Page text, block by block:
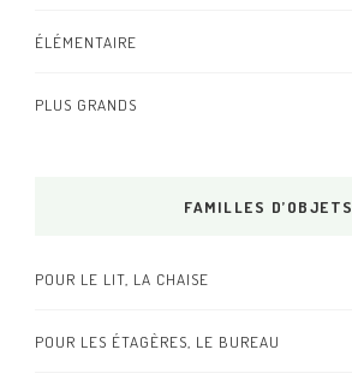
ÉLÉMENTAIRE
PLUS GRANDS
FAMILLES D’OBJETS
POUR LE LIT, LA CHAISE
POUR LES ÉTAGÈRES, LE BUREAU